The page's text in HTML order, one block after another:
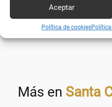
Aceptar
Política de cookies
Más en Santa